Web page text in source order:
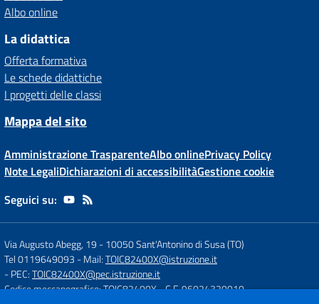
Albo online
La didattica
Offerta formativa
Le schede didattiche
I progetti delle classi
Mappa del sito
Amministrazione TrasparenteAlbo onlinePrivacy Policy
Note LegaliDichiarazioni di accessibilitàGestione cookie
Seguici su:
Via Augusto Abegg, 19 -10050 Sant'Antonino di Susa (TO)
Tel 0119649093 - Mail:TOIC82400X@istruzione.it
- PEC:TOIC82400X@pec.istruzione.it
Codice meccanografico: TOIC82400X- C.F. 96024320010